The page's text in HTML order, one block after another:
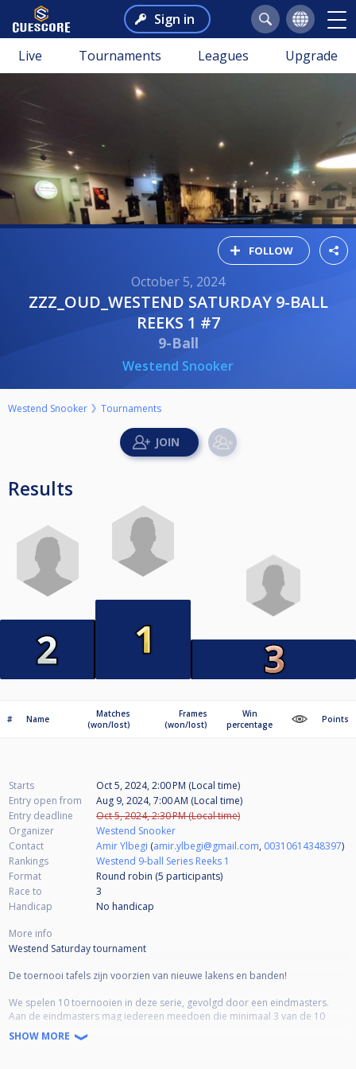
Sign in
Live Tournaments Leagues Upgrade
FOLLOW
October 5, 2024
ZZZ_OUD_WESTEND SATURDAY 9-BALL
REEKS 1 #7
9-Ball
Westend Snooker
Westend Snooker Tournaments
Results
# Name
Matches
(won/lost)
Frames
(won/lost)
Win
percentage
Points
Starts
Oct 5, 2024, 2:00 PM (Local time)
Entry open from
Aug 9, 2024, 7:00 AM (Local time)
Entry deadline
Oct 5, 2024, 2:30 PM (Local time)
Organizer
Westend Snooker
Contact
Amir Ylbegi (amir.ylbegi@gmail.com, 00310614348397)
Rankings
Westend 9-ball Series Reeks 1
Format
Round robin (5 participants)
Race to
3
Handicap
No handicap
More info
Westend Saturday tournament
De toernooi tafels zijn voorzien van nieuwe lakens en banden!
We spelen 10 toernooien in deze serie, gevolgd door een eindmasters.
Aan de eindmasters mag iedereen meedoen die minimaal 3 van de 10
toernooien heeft meegedaan.
SHOW MORE